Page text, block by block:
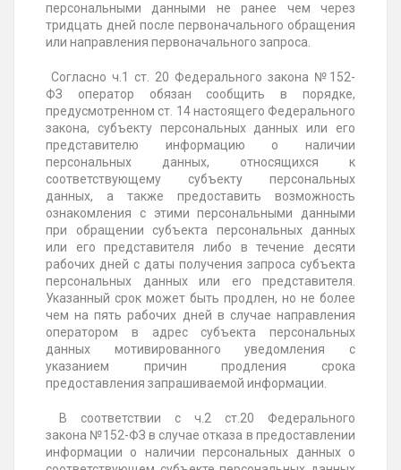
персональными данными не ранее чем через
тридцать дней после первоначального обращения
или направления первоначального запроса.
Согласно ч.1 ст. 20 Федерального закона №152-
ФЗ оператор обязан сообщить в порядке,
предусмотренном ст. 14 настоящего Федерального
закона, субъекту персональных данных или его
представителю информацию о наличии
персональных данных, относящихся к
соответствующему субъекту персональных
данных, а также предоставить возможность
ознакомления с этими персональными данными
при обращении субъекта персональных данных
или его представителя либо в течение десяти
рабочих дней с даты получения запроса субъекта
персональных данных или его представителя.
Указанный срок может быть продлен, но не более
чем на пять рабочих дней в случае направления
оператором в адрес субъекта персональных
данных мотивированного уведомления с
указанием причин продления срока
предоставления запрашиваемой информации.
В соответствии с ч.2 ст.20 Федерального
закона №152-ФЗ в случае отказа в предоставлении
информации о наличии персональных данных о